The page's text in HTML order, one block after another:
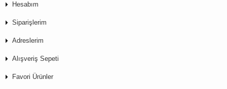
Hesabım
Siparişlerim
Adreslerim
Alışveriş Sepeti
Favori Ürünler